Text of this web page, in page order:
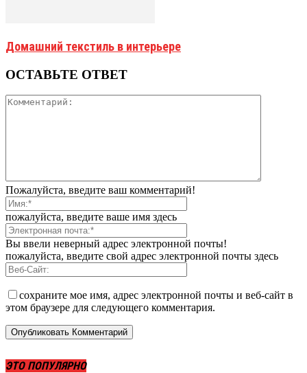
Домашний текстиль в интерьере
ОСТАВЬТЕ ОТВЕТ
Пожалуйста, введите ваш комментарий!
пожалуйста, введите ваше имя здесь
Вы ввели неверный адрес электронной почты!
пожалуйста, введите свой адрес электронной почты здесь
сохраните мое имя, адрес электронной почты и веб-сайт в
этом браузере для следующего комментария.
ЭТО ПОПУЛЯРНО